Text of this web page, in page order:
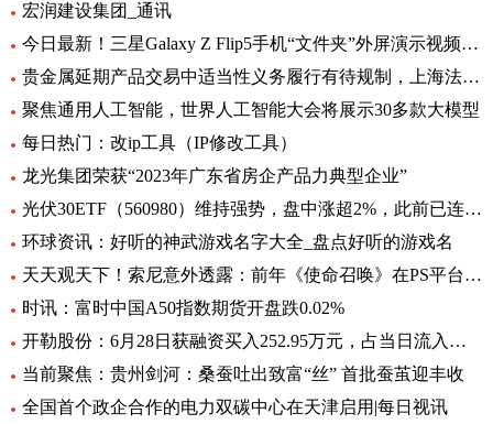
宏润建设集团_通讯
今日最新！三星Galaxy Z Flip5手机“文件夹”外屏演示视频曝光
贵金属延期产品交易中适当性义务履行有待规制，上海法院向交易所发出司法建议_每日观察
聚焦通用人工智能，世界人工智能大会将展示30多款大模型
每日热门：改ip工具（IP修改工具）
龙光集团荣获“2023年广东省房企产品力典型企业”
光伏30ETF（560980）维持强势，盘中涨超2%，此前已连升3日，权重股捷佳伟创涨超3%
环球资讯：好听的神武游戏名字大全_盘点好听的游戏名
天天观天下！索尼意外透露：前年《使命召唤》在PS平台创造超8亿美元收入
时讯：富时中国A50指数期货开盘跌0.02%
开勒股份：6月28日获融资买入252.95万元，占当日流入资金比例11.65%-世界即时
当前聚焦：贵州剑河：桑蚕吐出致富“丝” 首批蚕茧迎丰收
全国首个政企合作的电力双碳中心在天津启用|每日视讯